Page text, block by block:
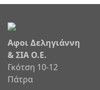
Αφοι Δεληγιάννη
& ΣΙΑ Ο.Ε.
Γκότση 10-12
Πάτρα